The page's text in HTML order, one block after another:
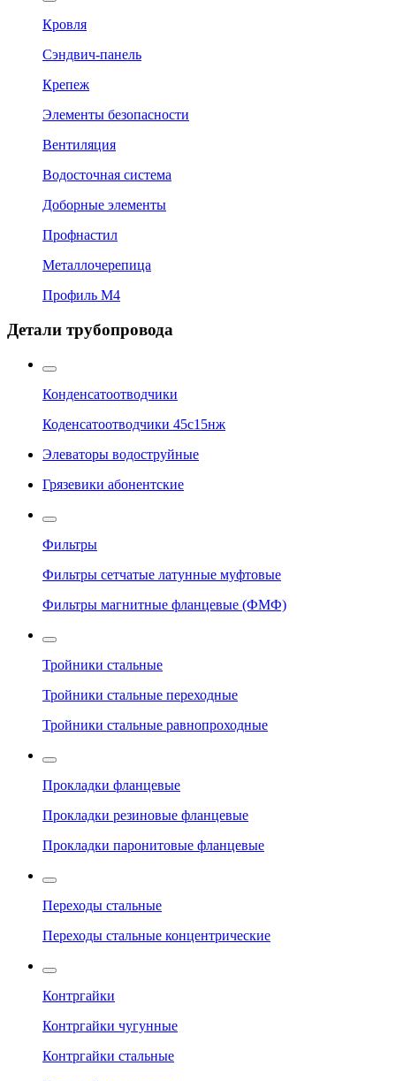
Кровля
Сэндвич-панель
Крепеж
Элементы безопасности
Вентиляция
Водосточная система
Доборные элементы
Профнастил
Металлочерепица
Профиль М4
Детали трубопровода
Конденсатоотводчики
Коденсатоотводчики 45с15нж
Элеваторы водоструйные
Грязевики абонентские
Фильтры
Фильтры сетчатые латунные муфтовые
Фильтры магнитные фланцевые (ФМФ)
Тройники стальные
Тройники стальные переходные
Тройники стальные равнопроходные
Прокладки фланцевые
Прокладки резиновые фланцевые
Прокладки паронитовые фланцевые
Переходы стальные
Переходы стальные концентрические
Контргайки
Контргайки чугунные
Контргайки стальные